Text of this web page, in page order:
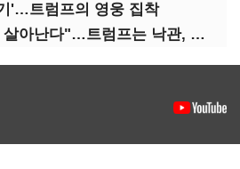
'…트럼프의 영웅 집착
"전쟁 끝나면 경제 살아난다"…트럼프는 낙관, 미국인은 싸늘